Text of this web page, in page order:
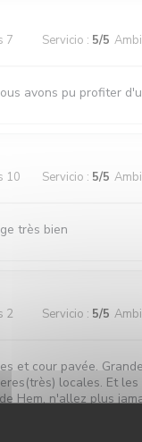
7 Servicio : 5/5
avons pu profiter
10 Servicio : 5/5
très bien
2 Servicio : 5/5
et cour pavée.
locales. Et
Hem, n'allez plus